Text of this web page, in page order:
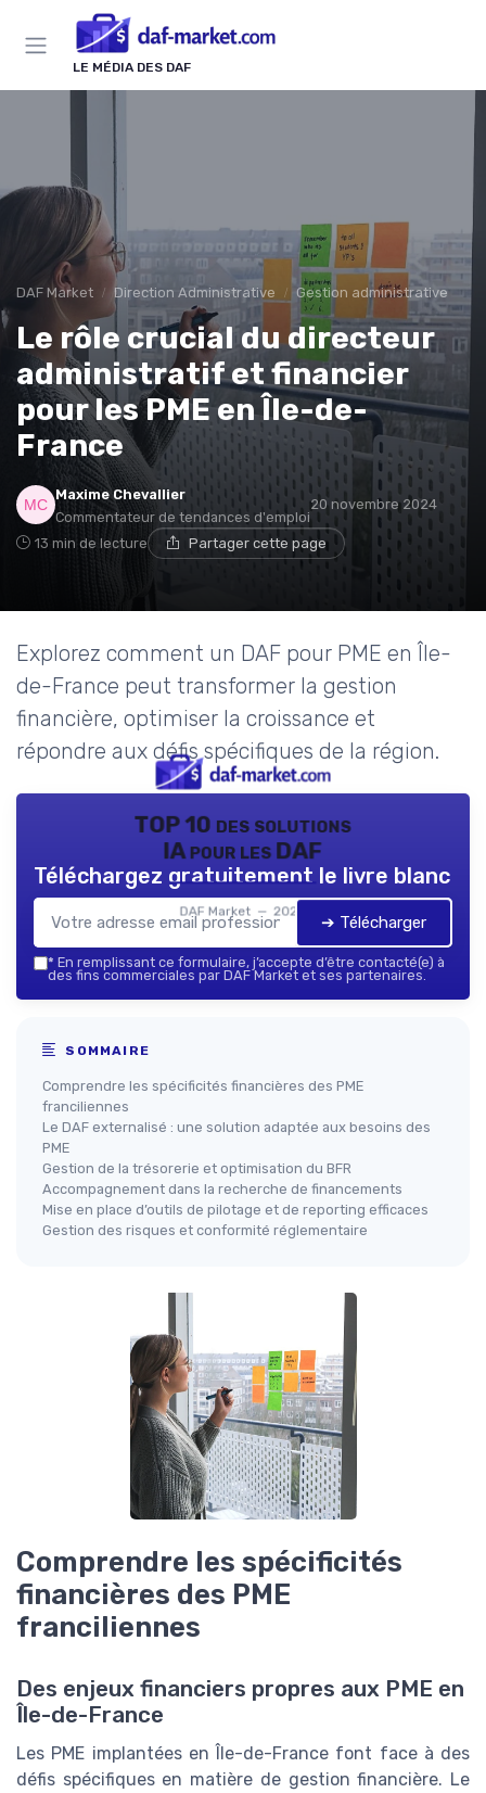
LE MÉDIA DES DAF
DAF Market Direction Administrative Gestion administrative
Le rôle crucial du directeur
administratif et financier
pour les PME en Île-de-
France
Maxime Chevallier
Commentateur de tendances d'emploi
20 novembre 2024
13 min de lecture Partager cette page
Explorez comment un DAF pour PME en Île-
de-France peut transformer la gestion
financière, optimiser la croissance et
répondre aux défis spécifiques de la région.
TOP 10 des solutions
IA pour les DAF
DAF Market — 2026
Téléchargez gratuitement le livre blanc
➔ Télécharger
* En remplissant ce formulaire, j’accepte d’être contacté(e) à
des fins commerciales par DAF Market et ses partenaires.
SOMMAIRE
Comprendre les spécificités financières des PME
franciliennes
Le DAF externalisé : une solution adaptée aux besoins des
PME
Gestion de la trésorerie et optimisation du BFR
Accompagnement dans la recherche de financements
Mise en place d’outils de pilotage et de reporting efficaces
Gestion des risques et conformité réglementaire
Comprendre les spécificités
financières des PME
franciliennes
Des enjeux financiers propres aux PME en
Île-de-France
Les PME implantées en Île-de-France font face à des
défis spécifiques en matière de gestion financière. Le
Panneau de gestion des cookies